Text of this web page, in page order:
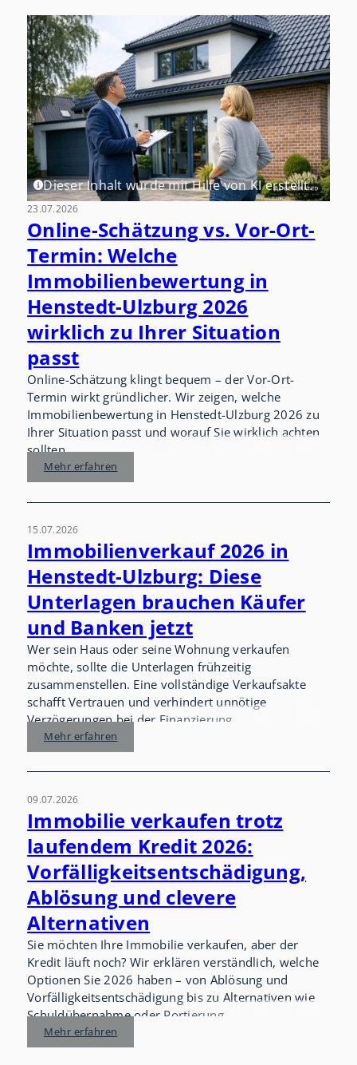
Dieser Inhalt wurde mit Hilfe von KI erstellt.
23.07.2026
Online-Schätzung vs. Vor-Ort-
Termin: Welche
Immobilienbewertung in
Henstedt-Ulzburg 2026
wirklich zu Ihrer Situation
passt
Online-Schätzung klingt bequem – der Vor-Ort-
Termin wirkt gründlicher. Wir zeigen, welche
Immobilienbewertung in Henstedt-Ulzburg 2026 zu
Ihrer Situation passt und worauf Sie wirklich achten
sollten.
Mehr erfahren
15.07.2026
Immobilienverkauf 2026 in
Henstedt-Ulzburg: Diese
Unterlagen brauchen Käufer
und Banken jetzt
Wer sein Haus oder seine Wohnung verkaufen
möchte, sollte die Unterlagen frühzeitig
zusammenstellen. Eine vollständige Verkaufsakte
schafft Vertrauen und verhindert unnötige
Verzögerungen bei der Finanzierung.
Mehr erfahren
09.07.2026
Immobilie verkaufen trotz
laufendem Kredit 2026:
Vorfälligkeitsentschädigung,
Ablösung und clevere
Alternativen
Sie möchten Ihre Immobilie verkaufen, aber der
Kredit läuft noch? Wir erklären verständlich, welche
Optionen Sie 2026 haben – von Ablösung und
Vorfälligkeitsentschädigung bis zu Alternativen wie
Schuldübernahme oder Portierung.
Mehr erfahren